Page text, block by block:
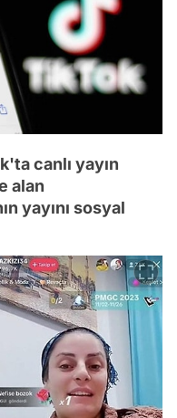
canlı yayın
alan
yayını sosyal